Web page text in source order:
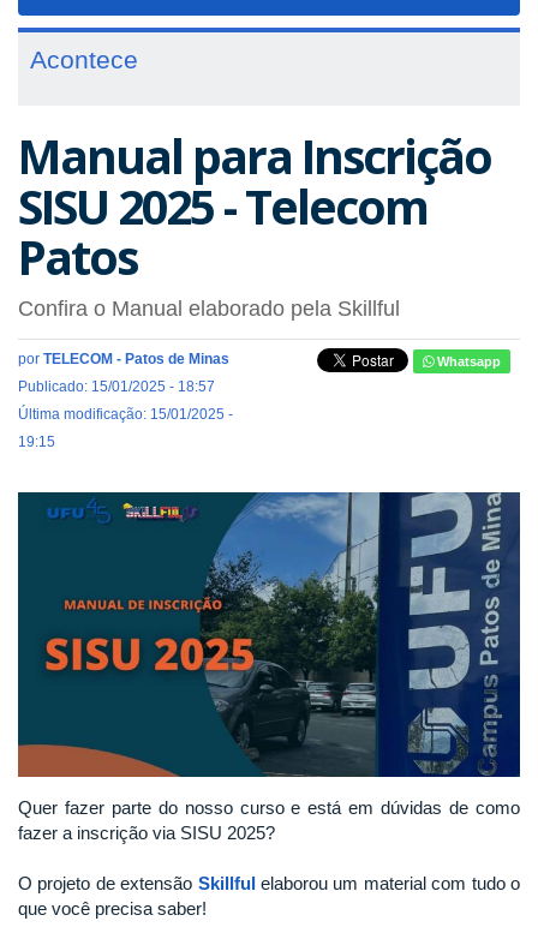
Acontece
Manual para Inscrição
SISU 2025 - Telecom
Patos
Confira o Manual elaborado pela Skillful
por TELECOM - Patos de Minas
Publicado: 15/01/2025 - 18:57
Última modificação: 15/01/2025 -
19:15
Whatsapp
Quer fazer parte do nosso curso e está em dúvidas de como
fazer a inscrição via SISU 2025?
O projeto de extensão Skillfulelaborou um material com tudo o
que você precisa saber!